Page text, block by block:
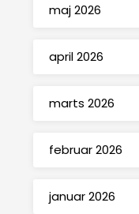
maj 2026
april 2026
marts 2026
februar 2026
januar 2026